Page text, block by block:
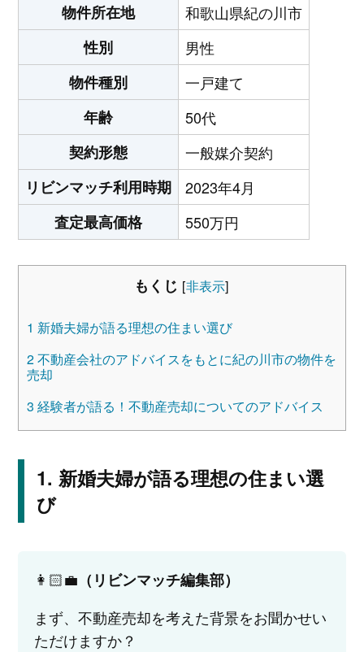
物件所在地
和歌山県紀の川市
性別
男性
物件種別
一戸建て
年齢
50代
契約形態
一般媒介契約
リビンマッチ利用時期
2023年4月
査定最高価格
550万円
もくじ [非表示]
1 新婚夫婦が語る理想の住まい選び
2不動産会社のアドバイスをもとに紀の川市の物件を
売却
3 経験者が語る！不動産売却についてのアドバイス
新婚夫婦が語る理想の住まい選
び
👩🏻‍💼 （リビンマッチ編集部）
まず、不動産売却を考えた背景をお聞かせい
ただけますか？